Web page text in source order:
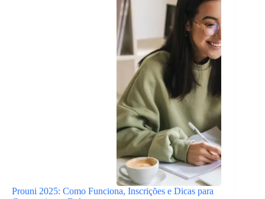
Prouni 2025: Como Funciona, Inscrições e Dicas para